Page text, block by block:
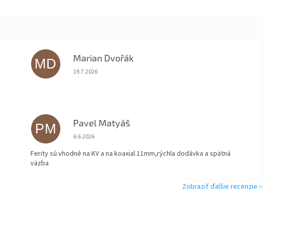
MD Marian Dvořák
Hodnotenie obchodu je 5 z 5 hviezdičiek.
19.7.2026
PM Pavel Matyáš
Hodnotenie obchodu je 5 z 5 hviezdičiek.
6.6.2026
Ferity sú vhodné na KV a na koaxial 11mm,rýchla dodávka a spätná
väzba
Zobraziť ďalšie recenzie